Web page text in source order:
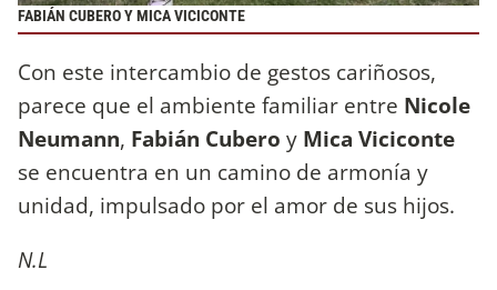
FABIÁN CUBERO Y MICA VICICONTE
Con este intercambio de gestos cariñosos,
parece que el ambiente familiar entre Nicole
Neumann, Fabián Cubero y Mica Viciconte
se encuentra en un camino de armonía y
unidad, impulsado por el amor de sus hijos.
N.L